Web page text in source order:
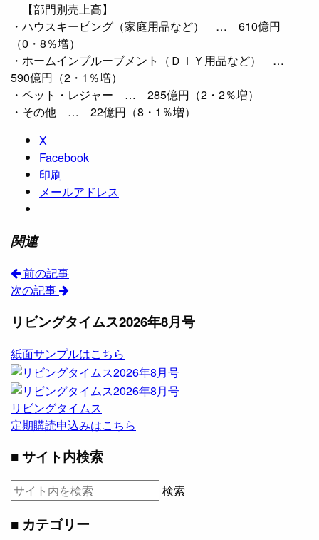
【部門別売上高】
・ハウスキーピング（家庭用品など） … 610億円
（0・8％増）
・ホームインプルーブメント（ＤＩＹ用品など） …
590億円（2・1％増）
・ペット・レジャー … 285億円（2・2％増）
・その他 … 22億円（8・1％増）
X
Facebook
印刷
メールアドレス
関連
前の記事
次の記事
リビングタイムス2026年8月号
紙面サンプルはこちら
リビングタイムス
定期購読申込みはこちら
■ サイト内検索
検索
■ カテゴリー